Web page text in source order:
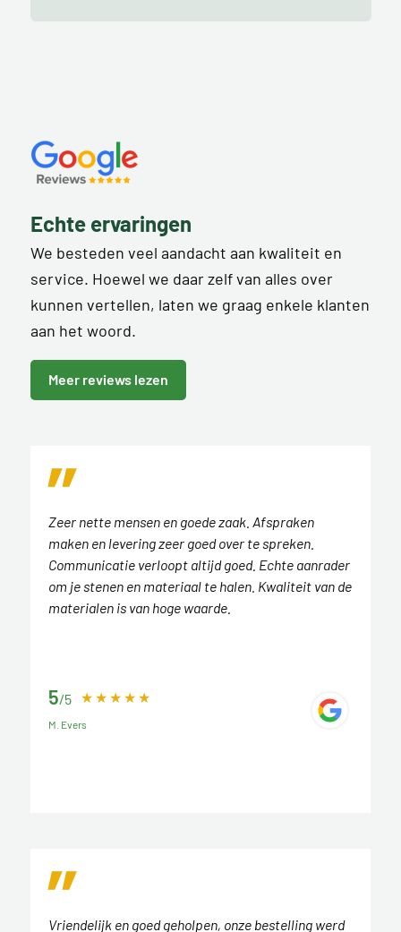
Echte ervaringen
We besteden veel aandacht aan kwaliteit en
service. Hoewel we daar zelf van alles over
kunnen vertellen, laten we graag enkele klanten
aan het woord.
Meer reviews lezen
Zeer nette mensen en goede zaak. Afspraken
maken en levering zeer goed over te spreken.
Communicatie verloopt altijd goed. Echte aanrader
om je stenen en materiaal te halen. Kwaliteit van de
materialen is van hoge waarde.
5/5
M. Evers
Vriendelijk en goed geholpen, onze bestelling werd